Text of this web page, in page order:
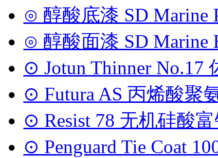
⊙ 醇酸底漆 SD Marine
⊙ 醇酸面漆 SD Marine
⊙ Jotun Thinner No.17
⊙ Futura AS 丙烯酸聚
⊙ Resist 78 无机硅酸
⊙ Penguard Tie Coat